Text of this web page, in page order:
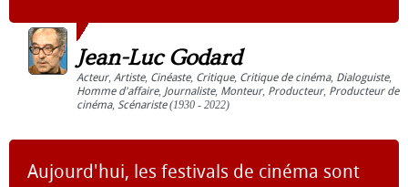
Jean-Luc Godard
Acteur, Artiste, Cinéaste, Critique, Critique de cinéma, Dialoguiste,
Homme d'affaire, Journaliste, Monteur, Producteur, Producteur de
cinéma, Scénariste(1930 - 2022)
Aujourd'hui, les festivals de cinéma sont